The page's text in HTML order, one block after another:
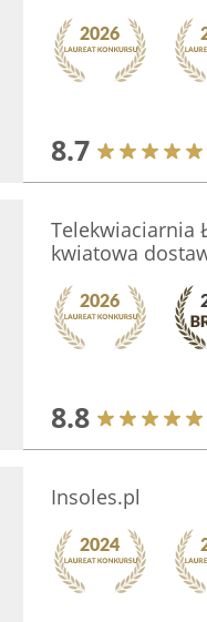
8.7
Telekwiaciarnia
kwiatowa
8.8
Insoles.pl